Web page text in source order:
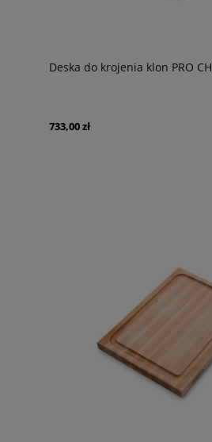
Deska do krojenia klon PRO
733,00 zł